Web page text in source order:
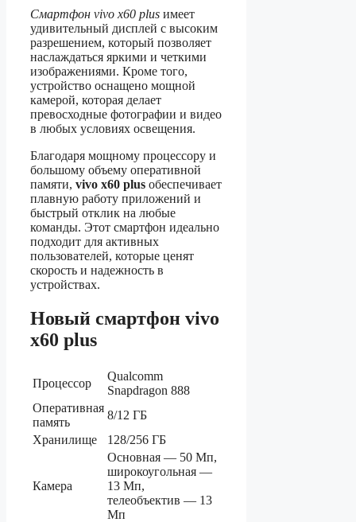
Смартфон vivo x60 plus имеет
удивительный дисплей с высоким
разрешением, который позволяет
наслаждаться яркими и четкими
изображениями. Кроме того,
устройство оснащено мощной
камерой, которая делает
превосходные фотографии и видео
в любых условиях освещения.
Благодаря мощному процессору и
большому объему оперативной
памяти, vivo x60 plus обеспечивает
плавную работу приложений и
быстрый отклик на любые
команды. Этот смартфон идеально
подходит для активных
пользователей, которые ценят
скорость и надежность в
устройствах.
Новый смартфон vivo
x60 plus
Процессор
Qualcomm
Snapdragon 888
Оперативная
память
8/12 ГБ
Хранилище
128/256 ГБ
Камера
Основная — 50 Мп,
широкоугольная —
13 Мп,
телеобъектив — 13
Мп